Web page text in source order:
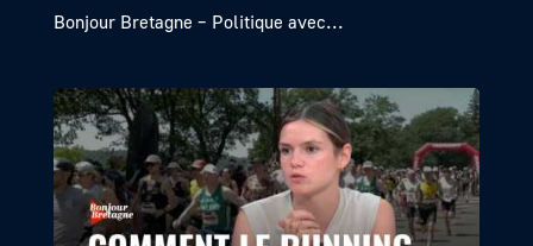
Bonjour Bretagne – Politique avec...